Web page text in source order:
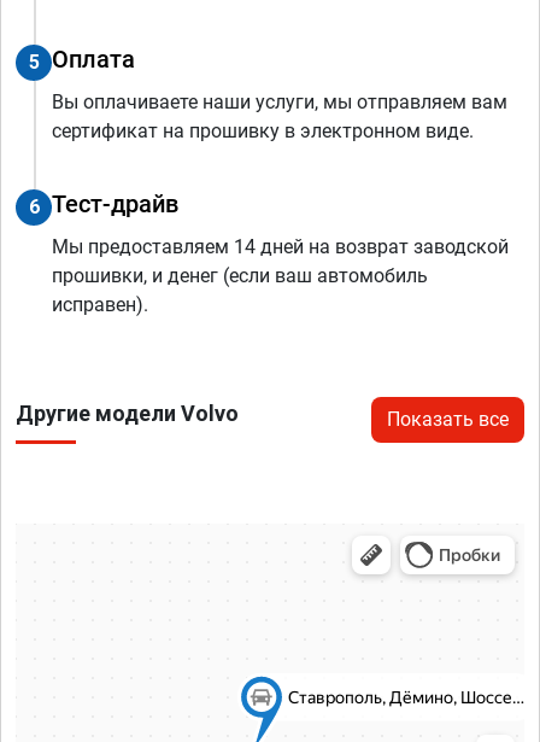
5 Оплата
Вы оплачиваете наши услуги, мы отправляем вам
сертификат на прошивку в электронном виде.
6 Тест-драйв
Мы предоставляем 14 дней на возврат заводской
прошивки, и денег (если ваш автомобиль
исправен).
Другие модели Volvo Показать все